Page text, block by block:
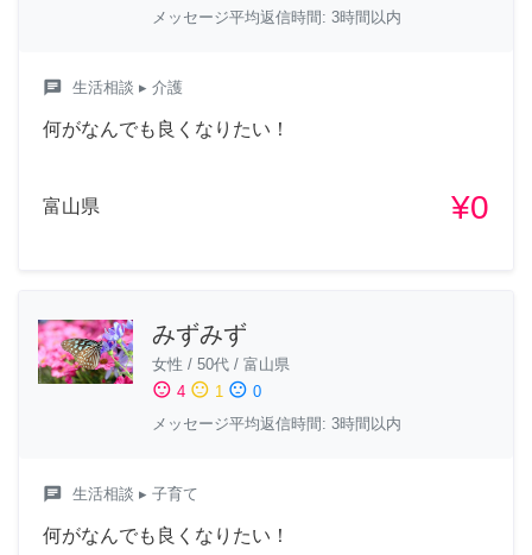
メッセージ平均返信時間: 3時間以内
chat 生活相談 ▸ 介護
何がなんでも良くなりたい！
富山県 ¥0
みずみず
女性 / 50代 / 富山県
sentiment_satisfied 4 sentiment_neutral 1 sentiment_dissatisfied 0
メッセージ平均返信時間: 3時間以内
chat 生活相談 ▸ 子育て
何がなんでも良くなりたい！